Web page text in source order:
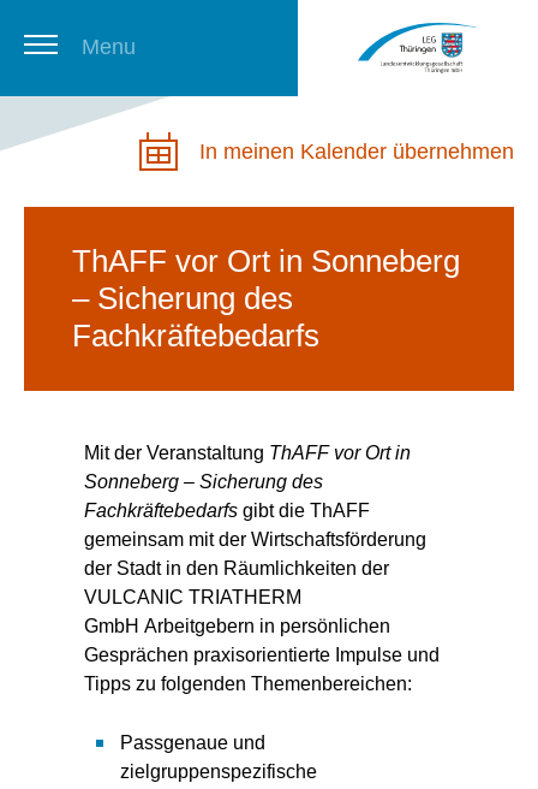
Menu
Thüringer StellenbörseIn meinen Kalender übernehmen
ThAFF vor Ort in Sonneberg
– Sicherung des
Fachkräftebedarfs
Mit der Veranstaltung ThAFF vor Ort in
Sonneberg – Sicherung des
Fachkräftebedarfs gibt die ThAFF
gemeinsam mit der Wirtschaftsförderung
der Stadt in den Räumlichkeiten der
VULCANIC TRIATHERM
GmbH Arbeitgebern in persönlichen
Gesprächen praxisorientierte Impulse und
Tipps zu folgenden Themenbereichen:
Passgenaue und
zielgruppenspezifische